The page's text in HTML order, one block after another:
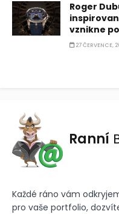
Roger
vznikne
27 ČERVENCE,
Ranní
Každé ráno vám
pro vaše portfolio,